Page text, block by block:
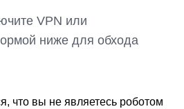
VPN или
ниже для обхода
что вы не являетесь роботом